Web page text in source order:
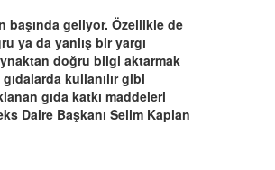
başında geliyor. Özellikle de
ya da yanlış bir yargı
doğru bilgi aktarmak
kullanılır gibi
gıda katkı maddeleri
Daire Başkanı Selim Kaplan